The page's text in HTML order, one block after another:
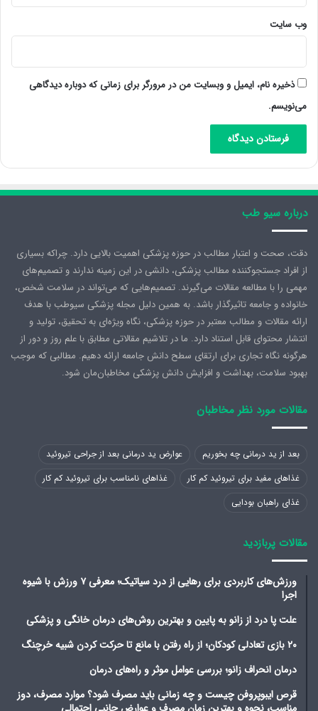
وب‌ سایت
ذخیره نام، ایمیل و وبسایت من در مرورگر برای زمانی که دوباره دیدگاهی
می‌نویسم.
درباره سیو طب
دقت، صحت و اعتبار مطالب در حوزه پزشکی اهمیت بالایی دارد. چراکه بسیاری
از افراد جستجوکننده مطالب پزشکی، دانشی در این زمینه ندارند و تصمیم‌های
مهمی را با مطالعه مقالات می‌گیرند. تصمیم‌هایی که می‌تواند در سلامت شخص،
خانواده و جامعه تاثیرگذار باشد. به همین دلیل مجله پزشکی سیوطب با هدف
ارائه مقالات و مطالب معتبر در حوزه پزشکی، نگاه ویژه‌ای به تحقیق، تولید و
انتشار محتوای قابل استناد دارد. ما در تلاشیم مقالاتی مطابق با علم روز و دور از
هرگونه نگاه تجاری برای ارتقای سطح دانش جامعه ارائه دهیم. مطالبی که موجب
بهبود سلامت، بهداشت و افزایش دانش پزشکی مخاطبان‌مان شود.
مقالات مورد نظر مخاطبان
بعد از ید درمانی چه بخوریم
عوارض ید درمانی بعد از جراحی تیروئید
غذاهای مفید برای تیروئید کم کار
غذاهای نامناسب برای تیروئید کم کار
غذای راهبان بودایی
مقالات پربازدید
ورزش‌های کاربردی برای رهایی از درد سیاتیک؛ معرفی ۷ ورزش با شیوه
اجرا
علت پا درد از زانو به پایین و بهترین روش‌های درمان خانگی و پزشکی
۲۰ بازی تعادلی کودکان؛ از راه رفتن با مانع تا حرکت کردن شبیه خرچنگ
درمان انحراف زانو؛ بررسی عوامل موثر و راه‌های درمان
قرص ایبوپروفن چیست و چه زمانی باید مصرف شود؟ موارد مصرف، دوز